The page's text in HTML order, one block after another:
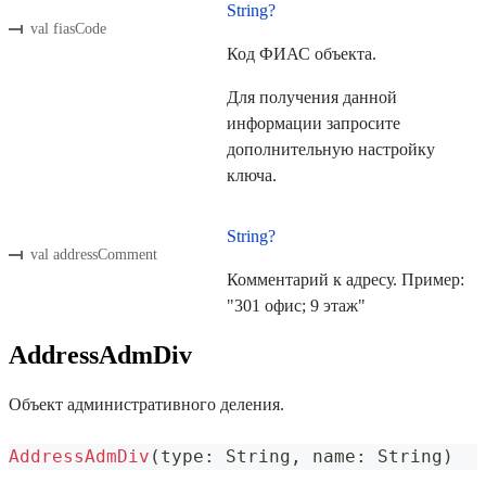
val fiasCode
String?
Код ФИАС объекта.
Для получения данной
информации запросите
дополнительную настройку
ключа.
val addressComment
String?
Комментарий к адресу. Пример:
"301 офис; 9 этаж"
AddressAdmDiv
Объект административного деления.
AddressAdmDiv ( type : String , name : String )